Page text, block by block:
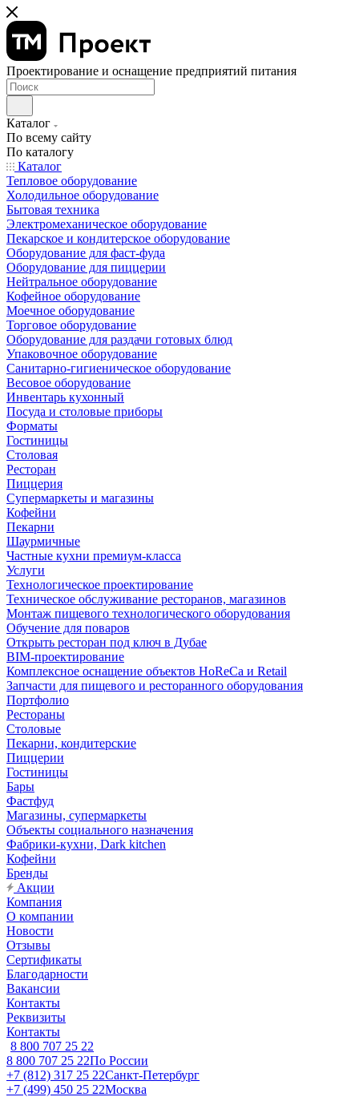
Проектирование и оснащение предприятий питания
Каталог
По всему сайту
По каталогу
Каталог
Тепловое оборудование
Холодильное оборудование
Бытовая техника
Электромеханическое оборудование
Пекарское и кондитерское оборудование
Оборудование для фаст-фуда
Оборудование для пиццерии
Нейтральное оборудование
Кофейное оборудование
Моечное оборудование
Торговое оборудование
Оборудование для раздачи готовых блюд
Упаковочное оборудование
Санитарно-гигиеническое оборудование
Весовое оборудование
Инвентарь кухонный
Посуда и столовые приборы
Форматы
Гостиницы
Столовая
Ресторан
Пиццерия
Супермаркеты и магазины
Кофейни
Пекарни
Шаурмичные
Частные кухни премиум-класса
Услуги
Технологическое проектирование
Техническое обслуживание ресторанов, магазинов
Монтаж пищевого технологического оборудования
Обучение для поваров
Открыть ресторан под ключ в Дубае
BIM-проектирование
Комплексное оснащение объектов HoReCa и Retail
Запчасти для пищевого и ресторанного оборудования
Портфолио
Рестораны
Столовые
Пекарни, кондитерские
Пиццерии
Гостиницы
Бары
Фастфуд
Магазины, супермаркеты
Объекты социального назначения
Фабрики-кухни, Dark kitchen
Кофейни
Бренды
Акции
Компания
О компании
Новости
Отзывы
Сертификаты
Благодарности
Вакансии
Контакты
Реквизиты
Контакты
8 800 707 25 22
8 800 707 25 22По России
+7 (812) 317 25 22Санкт-Петербург
+7 (499) 450 25 22Москва